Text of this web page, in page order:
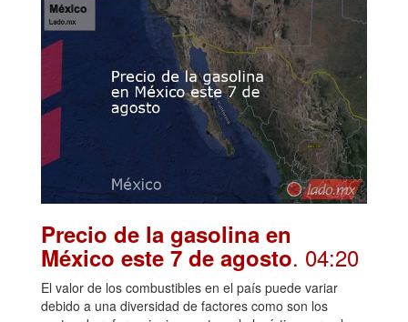
Precio de la gasolina en
México este 7 de agosto. 04:20
El valor de los combustibles en el país puede variar
debido a una diversidad de factores como son los